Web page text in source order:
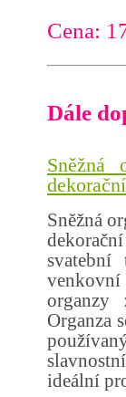
Cena:
Dále
Sněžná
organzy
Organza
ideální